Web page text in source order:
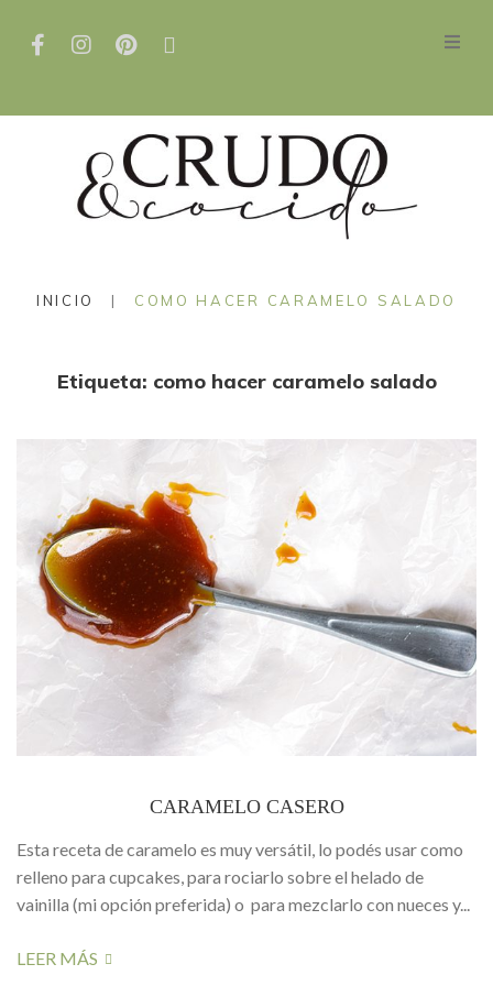
INICIO | COMO HACER CARAMELO SALADO
Etiqueta: como hacer caramelo salado
CARAMELO CASERO
Esta receta de caramelo es muy versátil, lo podés usar como
relleno para cupcakes, para rociarlo sobre el helado de
vainilla (mi opción preferida) o para mezclarlo con nueces y...
LEER MÁS